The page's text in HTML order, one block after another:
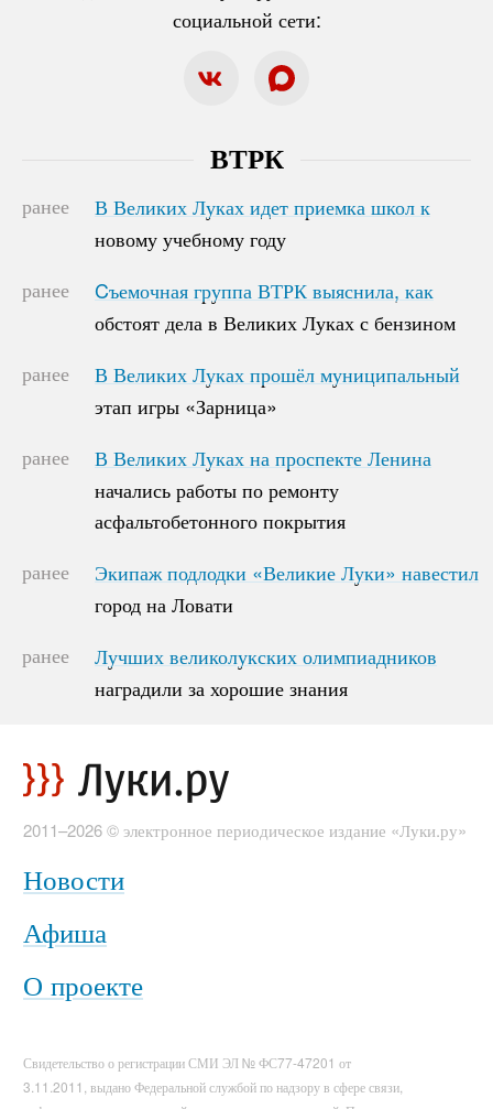
социальной сети:
ВТРК
ранее
В Великих Луках идет приемка школ к
новому учебному году
В Великих Луках идет приемка школ к
новому учебному году
ранее
Cъемочная группа ВТРК выяснила, как
обстоят дела в Великих Луках с бензином
Cъемочная группа ВТРК выяснила, как
обстоят дела в Великих Луках с бензином
ранее
В Великих Луках прошёл муниципальный
этап игры «Зарница»
В Великих Луках прошёл муниципальный
этап игры «Зарница»
ранее
В Великих Луках на проспекте Ленина
начались работы по ремонту
асфальтобетонного покрытия
В Великих Луках на проспекте Ленина
начались работы по ремонту
асфальтобетонного покрытия
ранее
Экипаж подлодки «Великие Луки» навестил
город на Ловати
Экипаж подлодки «Великие Луки» навестил
город на Ловати
ранее
Лучших великолукских олимпиадников
наградили за хорошие знания
Лучших великолукских олимпиадников
наградили за хорошие знания
2011–2026 © электронное периодическое издание «Луки.ру»
Новости
Афиша
О проекте
Свидетельство о регистрации СМИ ЭЛ № ФС77-47201 от
3.11.2011, выдано Федеральной службой по надзору в сфере связи,